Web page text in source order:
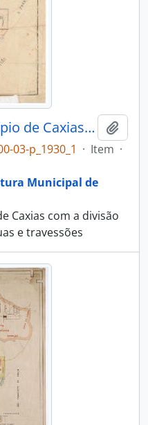
Planta geral do Município de Caxias - Divisão territorial
03-p_1930_1 · Item ·
Municipal de
Caxias com a divisão
e travessões